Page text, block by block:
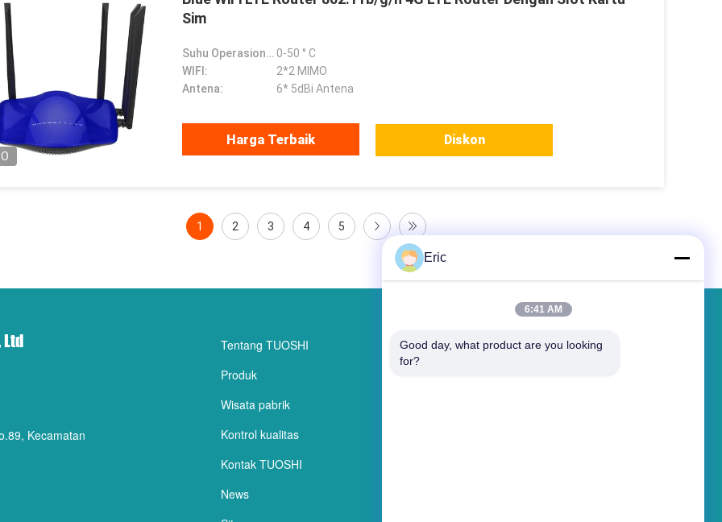
Sim
Suhu Operasional: 0-50 ° C
WIFI:
2*2 MIMO
Antena:
6* 5dBi Antena
Harga Terbaik Diskon
1 2 3 4 5
Ltd
Kecamatan
Tentang TUOSHI
Produk
Wisata pabrik
Kontrol kualitas
Kontak TUOSHI
News
Tinggalkan pesan
Eric
6:41 AM
Good day, what product are you looking
for?